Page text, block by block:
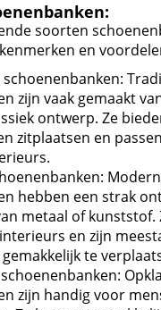
soorten
en
zijn vaak gemaakt
ontwerp. Ze
zitplaatsen en
hebben een strak
metaal of kunststof.
en zijn
te
zijn handig voor